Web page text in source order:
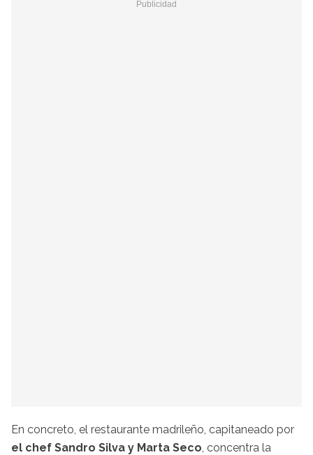
En concreto, el restaurante madrileño, capitaneado por
el chef Sandro Silva y Marta Seco, concentra la